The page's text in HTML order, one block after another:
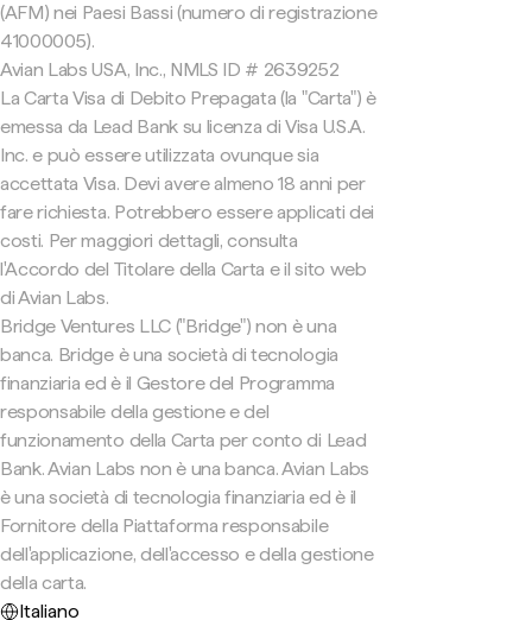
(AFM) nei Paesi Bassi (numero di registrazione
41000005).
Avian Labs USA, Inc., NMLS ID # 2639252
La Carta Visa di Debito Prepagata (la "Carta") è
emessa da Lead Bank su licenza di Visa U.S.A.
Inc. e può essere utilizzata ovunque sia
accettata Visa. Devi avere almeno 18 anni per
fare richiesta. Potrebbero essere applicati dei
costi. Per maggiori dettagli, consulta
l'Accordo del Titolare della Carta e il sito web
di Avian Labs.
Bridge Ventures LLC ("Bridge") non è una
banca. Bridge è una società di tecnologia
finanziaria ed è il Gestore del Programma
responsabile della gestione e del
funzionamento della Carta per conto di Lead
Bank. Avian Labs non è una banca. Avian Labs
è una società di tecnologia finanziaria ed è il
Fornitore della Piattaforma responsabile
dell'applicazione, dell'accesso e della gestione
della carta.
Italiano